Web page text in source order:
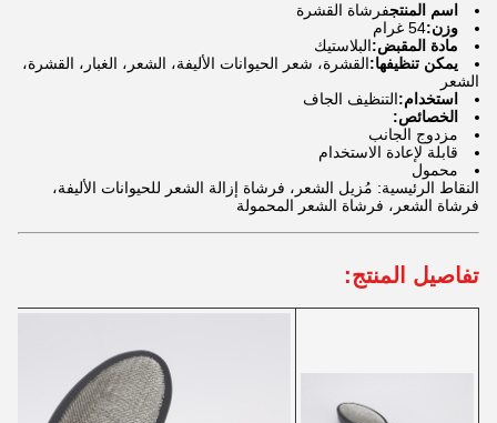
اسم المنتجفرشاة القشرة
وزن:54 غرام
مادة المقبض:البلاستيك
يمكن تنظيفها:القشرة، شعر الحيوانات الأليفة، الشعر، الغبار، القشرة،
الشعر
استخدام:التنظيف الجاف
الخصائص:
مزدوج الجانب
قابلة لإعادة الاستخدام
محمول
النقاط الرئيسية: مُزيل الشعر، فرشاة إزالة الشعر للحيوانات الأليفة،
فرشاة الشعر، فرشاة الشعر المحمولة
تفاصيل المنتج: